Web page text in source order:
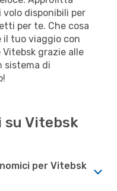
volo disponibili per
per te. Che cosa
il tuo viaggio con
Vitebsk grazie alle
sistema di
su Vitebsk
per Vitebsk